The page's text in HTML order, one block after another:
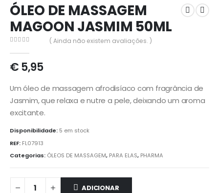
ÓLEO DE MASSAGEM
MAGOON JASMIM 50ML
( Ainda não existem avaliações. )
€5,95
Um óleo de massagem afrodisíaco com fragrância de
Jasmim, que relaxa e nutre a pele, deixando um aroma
excitante.
Disponibilidade: 5 em stock
REF: FL07913
Categorias: ÓLEOS DE MASSAGEM, PARA ELAS, PHARMA
ADICIONAR